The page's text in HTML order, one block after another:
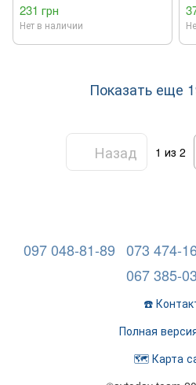
231 грн
Нет в наличии
Показать еще
Назад 1 из 2
097 048-81-89 073 474-
067 385-
☎️
Полная
🗺️ Карта